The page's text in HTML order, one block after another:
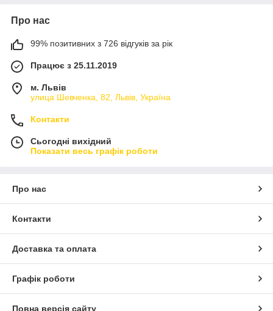
Про нас
99% позитивних з 726 відгуків за рік
Працює з 25.11.2019
м. Львів
улица Шевченка, 82, Львів, Україна
Контакти
Сьогодні вихідний
Показати весь графік роботи
Про нас
Контакти
Доставка та оплата
Графік роботи
Повна версія сайту